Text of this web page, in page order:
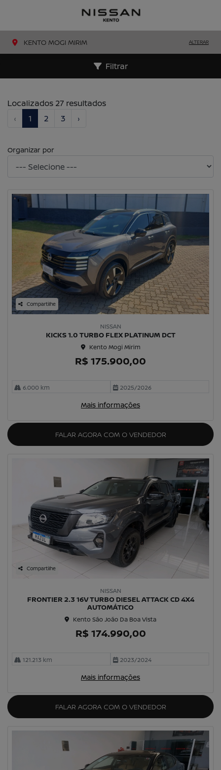
KENTO MOGI MIRIM ALTERAR
Localizados 27 resultados
‹
1 2 3 ›
Filtrar
Organizar por
Compartilhe
NISSAN
KICKS 1.0 TURBO FLEX PLATINUM DCT
Kento Mogi Mirim
R$ 175.900,00
6.000 km 2025/2026
Mais informações
FALAR AGORA COM O VENDEDOR
Compartilhe
NISSAN
FRONTIER 2.3 16V TURBO DIESEL ATTACK CD 4X4
AUTOMÁTICO
Kento São João Da Boa Vista
R$ 174.990,00
121.213 km 2023/2024
Mais informações
FALAR AGORA COM O VENDEDOR